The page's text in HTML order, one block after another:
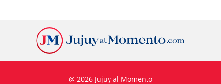
@ 2026 Jujuy al Momento